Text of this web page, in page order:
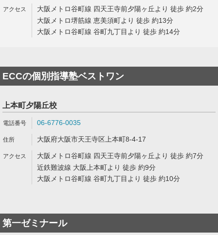
大阪メトロ谷町線 四天王寺前夕陽ヶ丘より 徒歩 約2分
大阪メトロ堺筋線 恵美須町より 徒歩 約13分
大阪メトロ谷町線 谷町九丁目より 徒歩 約14分
ECCの個別指導塾ベストワン
上本町夕陽丘校
06-6776-0035
大阪府大阪市天王寺区上本町8-4-17
大阪メトロ谷町線 四天王寺前夕陽ヶ丘より 徒歩 約7分
近鉄難波線 大阪上本町より 徒歩 約9分
大阪メトロ谷町線 谷町九丁目より 徒歩 約10分
第一ゼミナール